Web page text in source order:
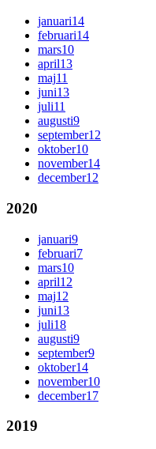
januari14
februari14
mars10
april13
maj11
juni13
juli11
augusti9
september12
oktober10
november14
december12
2020
januari9
februari7
mars10
april12
maj12
juni13
juli18
augusti9
september9
oktober14
november10
december17
2019